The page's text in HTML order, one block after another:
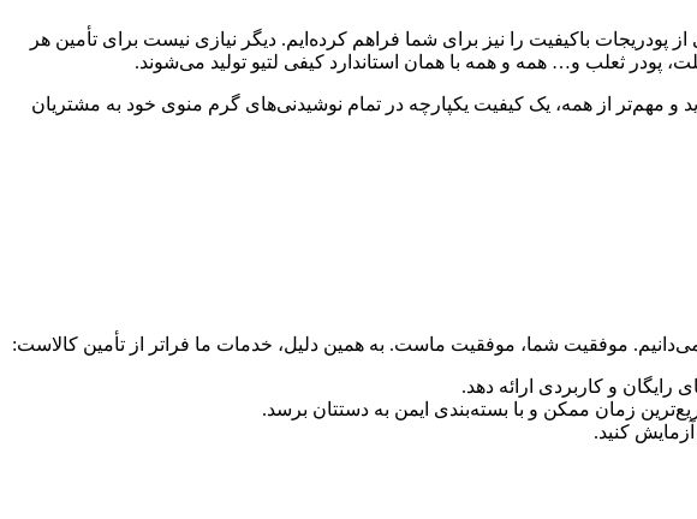
از پودریجات باکیفیت را نیز برای شما فراهم کرده‌ایم. دیگر نیازی نیست برای تأمین هر
پودر ثعلب و… همه و همه با همان استاندارد کیفی لتیو تولید می‌شوند.
و مهم‌تر از همه، یک کیفیت یکپارچه در تمام نوشیدنی‌های گرم منوی خود به مشتریان
موفقیت شما، موفقیت ماست. به همین دلیل، خدمات ما فراتر از تأمین کالاست:
و کاربردی ارائه دهد.
زمان ممکن و با بسته‌بندی ایمن به دستتان برسد.
کنید.